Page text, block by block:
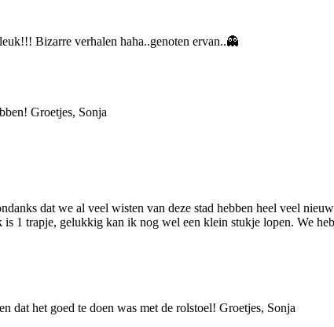
Bizarre verhalen haha..genoten ervan..👻
Groetjes, Sonja
dat we al veel wisten van deze stad hebben heel veel
1 trapje, gelukkig kan ik nog wel een klein stukje lopen. We
het goed te doen was met de rolstoel! Groetjes, Sonja